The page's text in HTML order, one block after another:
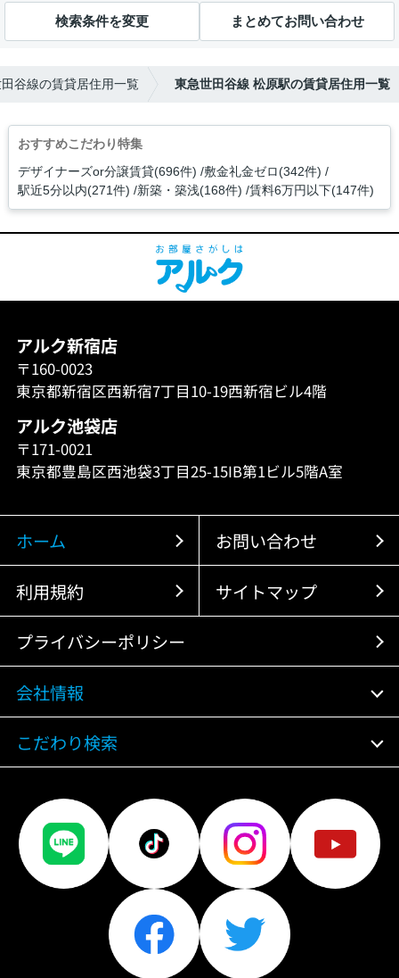
検索条件を変更 まとめてお問い合わせ
谷線の賃貸居住用一覧 東急世田谷線 松原駅の賃貸居住用一覧
おすすめこだわり特集
デザイナーズor分譲賃貸(696件) 敷金礼金ゼロ(342件)
駅近5分以内(271件) 新築・築浅(168件) 賃料6万円以下(147件)
アルク新宿店
〒160-0023
東京都新宿区西新宿7丁目10-19西新宿ビル4階
アルク池袋店
〒171-0021
東京都豊島区西池袋3丁目25-15IB第1ビル5階A室
ホーム お問い合わせ
利用規約 サイトマップ
プライバシーポリシー
会社情報
こだわり検索